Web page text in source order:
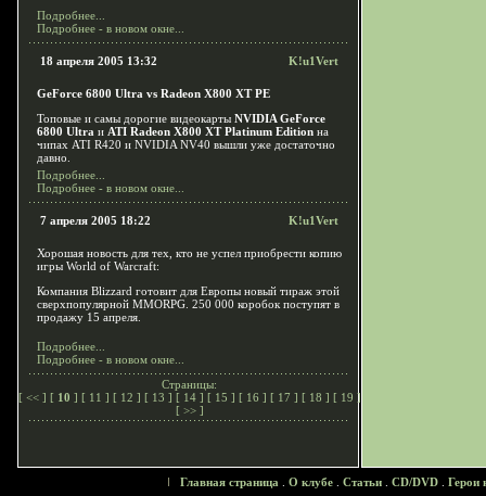
Подробнее...
Подробнее - в новом окне...
18 апреля 2005 13:32 K!u1Vert
GeForce 6800 Ultra vs Radeon X800 XT PE
Топовые и самы дорогие видеокарты NVIDIA GeForce
6800 Ultra и ATI Radeon X800 XT Platinum Edition на
чипах ATI R420 и NVIDIA NV40 вышли уже достаточно
давно.
Подробнее...
Подробнее - в новом окне...
7 апреля 2005 18:22 K!u1Vert
Хорошая новость для тех, кто не успел приобрести копию
игры World of Warcraft:
Компания Blizzard готовит для Европы новый тираж этой
сверхпопулярной MMORPG. 250 000 коробок поступят в
продажу 15 апреля.
Подробнее...
Подробнее - в новом окне...
Страницы:
[ << ] [ 10 ] [ 11 ] [ 12 ] [ 13 ] [ 14 ] [ 15 ] [ 16 ] [ 17 ] [ 18 ] [ 19 ]
[ >> ]
Главная страница О клубе Статьи CD/DVD Герои